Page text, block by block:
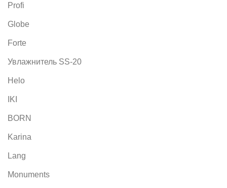
Profi
Globe
Forte
Увлажнитель SS-20
Helo
IKI
BORN
Karina
Lang
Monuments